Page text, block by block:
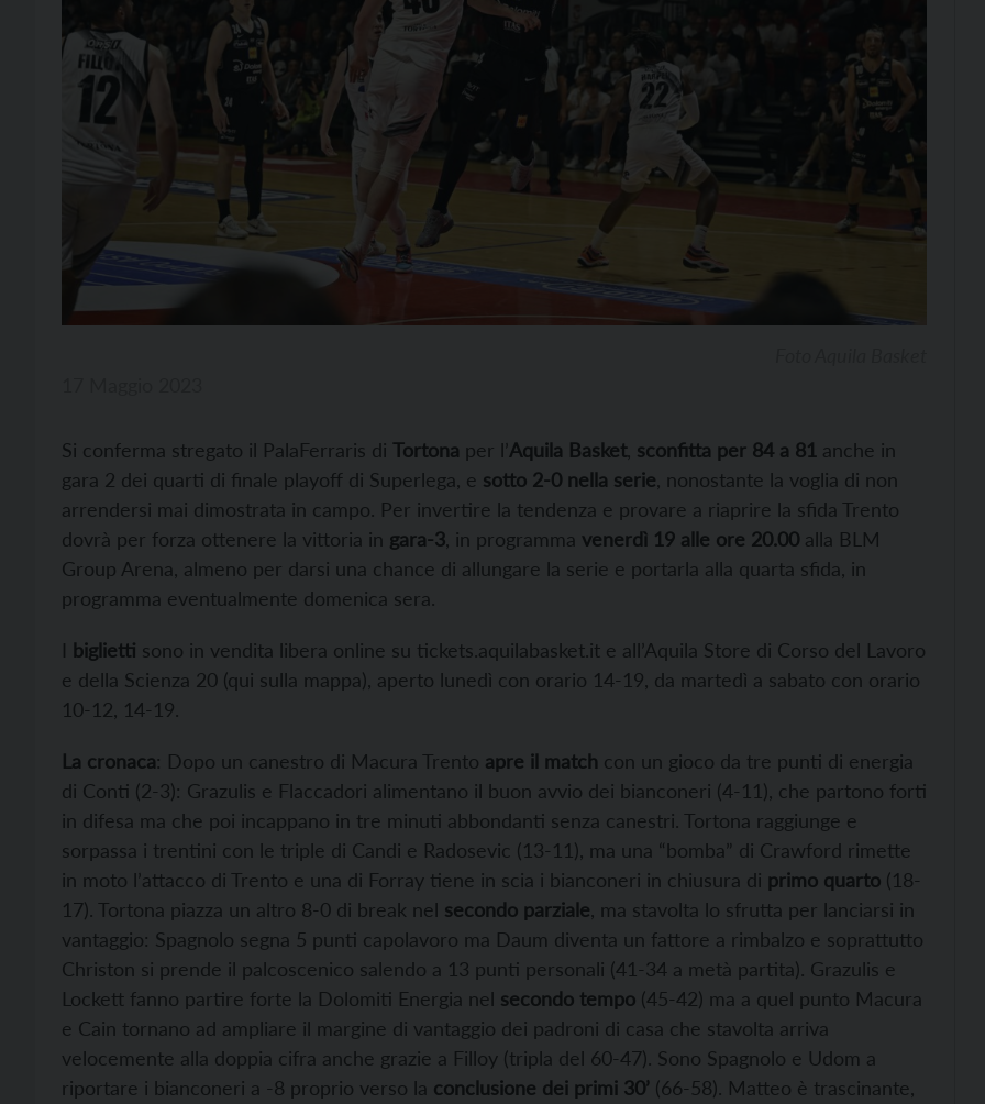
Si conferma stregato il PalaFerraris di Tortona per l’Aquila Basket, sconfitta per 84 a 81 anche in
gara 2 dei quarti di finale playoff di Superlega, e sotto 2-0 nella serie , nonostante la voglia di non
arrendersi mai dimostrata in campo. Per invertire la tendenza e provare a riaprire la sfida Trento
dovrà per forza ottenere la vittoria in gara-3 , in programma venerdì 19 alle ore 20.00 alla BLM
Group Arena, almeno per darsi una chance di allungare la serie e portarla alla quarta sfida, in
programma eventualmente domenica sera.
I biglietti sono in vendita libera online su tickets.aquilabasket.it e all’Aquila Store di Corso del Lavoro
e della Scienza 20 (qui sulla mappa), aperto lunedì con orario 14-19, da martedì a sabato con orario
10-12, 14-19.
La cronaca: Dopo un canestro di Macura Trento apre il match con un gioco da tre punti di energia
di Conti (2-3): Grazulis e Flaccadori alimentano il buon avvio dei bianconeri (4-11), che partono forti
in difesa ma che poi incappano in tre minuti abbondanti senza canestri. Tortona raggiunge e
sorpassa i trentini con le triple di Candi e Radosevic (13-11), ma una “bomba” di Crawford rimette
in moto l’attacco di Trento e una di Forray tiene in scia i bianconeri in chiusura di primo quarto (18-
17). Tortona piazza un altro 8-0 di break nel secondo parziale , ma stavolta lo sfrutta per lanciarsi in
vantaggio: Spagnolo segna 5 punti capolavoro ma Daum diventa un fattore a rimbalzo e soprattutto
Christon si prende il palcoscenico salendo a 13 punti personali (41-34 a metà partita). Grazulis e
Lockett fanno partire forte la Dolomiti Energia nel secondo tempo (45-42) ma a quel punto Macura
e Cain tornano ad ampliare il margine di vantaggio dei padroni di casa che stavolta arriva
velocemente alla doppia cifra anche grazie a Filloy (tripla del 60-47). Sono Spagnolo e Udom a
riportare i bianconeri a -8 proprio verso la conclusione dei primi 30’ (66-58). Matteo è trascinante,